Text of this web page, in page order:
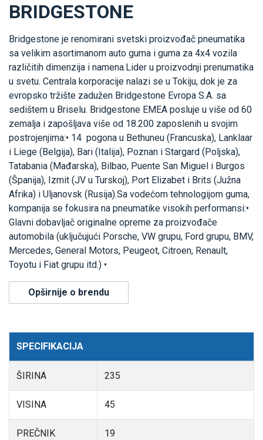
BRIDGESTONE
Bridgestone je renomirani svetski proizvođač pneumatika
sa velikim asortimanom auto guma i guma za 4x4 vozila
različitih dimenzija i namena.Lider u proizvodnji prenumatika
u svetu. Centrala korporacije nalazi se u Tokiju, dok je za
evropsko tržište zadužen Bridgestone Evropa S.A. sa
sedištem u Briselu. Bridgestone EMEA posluje u više od 60
zemalja i zapošljava više od 18.200 zaposlenih u svojim
postrojenjima:• 14 pogona u Bethuneu (Francuska), Lanklaar
i Liege (Belgija), Bari (Italija), Poznan i Stargard (Poljska),
Tatabania (Mađarska), Bilbao, Puente San Miguel i Burgos
(Španija), Izmit (JV u Turskoj), Port Elizabet i Brits (Južna
Afrika) i Uljanovsk (Rusija).Sa vodećom tehnologijom guma,
kompanija se fokusira na pneumatike visokih performansi:•
Glavni dobavljač originalne opreme za proizvođače
automobila (uključujući Porsche, VW grupu, Ford grupu, BMV,
Mercedes, General Motors, Peugeot, Citroen, Renault,
Toyotu i Fiat grupu itd.) •
Opširnije o brendu
SPECIFIKACIJA
ŠIRINA 235
VISINA 45
PREČNIK 19